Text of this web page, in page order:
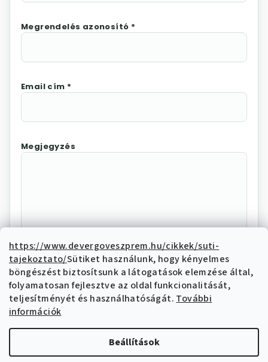
https://www.devergoveszprem.hu/cikkek/suti-
tajekoztato/Sütiket használunk, hogy kényelmes
böngészést biztosítsunk a látogatások elemzése által,
folyamatosan fejlesztve az oldal funkcionalitását,
teljesítményét és használhatóságát. További
információk
Beállítások
Megrendelés azonosító *
Email cím *
Megjegyzés
Az "Elállás megerősítése"
megnyomásával Ön elektronikus úton
elállási nyilatkozatot tesz és nyilatkozik,
hogy megismerte és elfogadja az elállási
funkcióval kapcsolatban az
tájékoztatóbanírtakat.